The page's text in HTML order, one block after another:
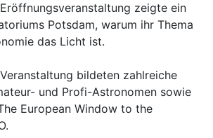
zeigte ein
Potsdam, warum ihr Thema
das Licht ist.
bildeten zahlreiche
und Profi-Astronomen sowie
European Window to the